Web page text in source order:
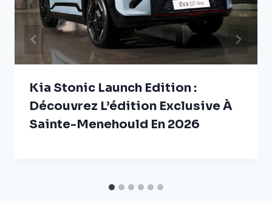
Kia Stonic Launch Edition :
Découvrez L’édition Exclusive À
Sainte-Menehould En 2026